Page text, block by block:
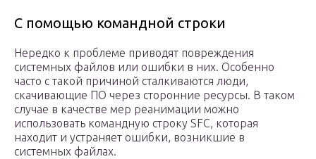
С помощью командной строки
Нередко к проблеме приводят повреждения
системных файлов или ошибки в них. Особенно
часто с такой причиной сталкиваются люди,
скачивающие ПО через сторонние ресурсы. В таком
случае в качестве мер реанимации можно
использовать командную строку SFC, которая
находит и устраняет ошибки, возникшие в
системных файлах.